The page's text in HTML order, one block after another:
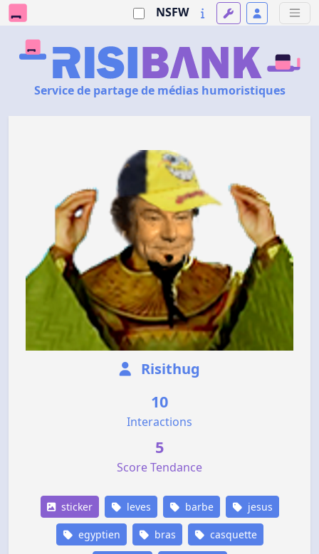
NSFW
Service de partage de médias humoristiques
Risithug
10
Interactions
5
Score Tendance
sticker leves barbe jesus
egyptien bras casquette